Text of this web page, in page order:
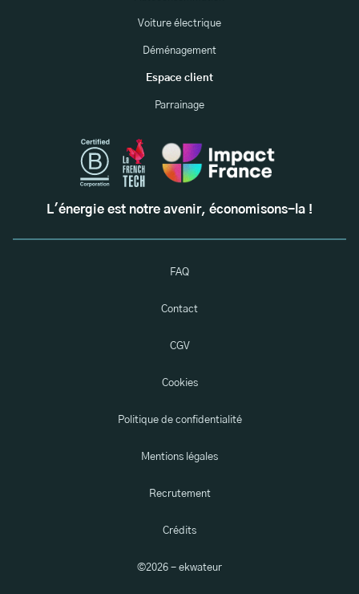
Voiture électrique
Déménagement
Espace client
Parrainage
L'énergie est notre avenir, économisons-la !
FAQ
Contact
CGV
Cookies
Politique de confidentialité
Mentions légales
Recrutement
Crédits
©2026 - ekwateur